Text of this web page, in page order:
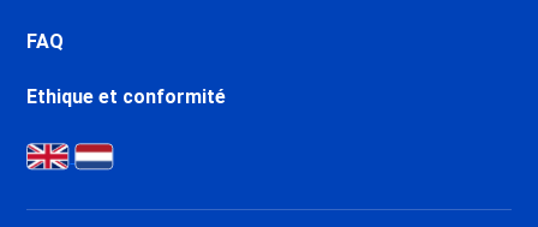
FAQ
Ethique et conformité